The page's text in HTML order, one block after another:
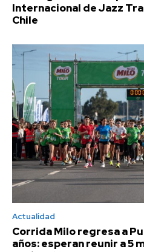
Internacional de Jazz
Chile
Actualidad
Corrida Milo regresa a
años: esperan reunir a 5